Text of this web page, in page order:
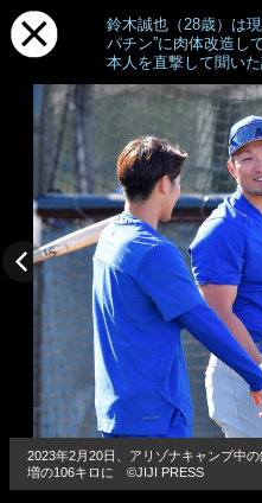
鈴木誠也（28歳）は
パチン”に肉体改造し
本人を直撃して聞い
2023年2月20日、アリゾナキャンプ中
増の106キロに ©JIJI PRESS